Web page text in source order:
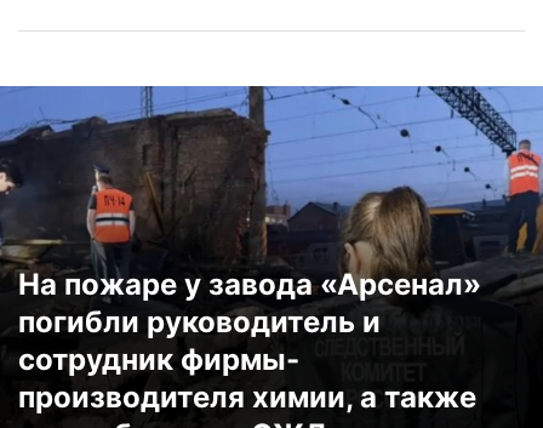
На пожаре у завода «Арсенал»
погибли руководитель и
сотрудник фирмы-
производителя химии, а также